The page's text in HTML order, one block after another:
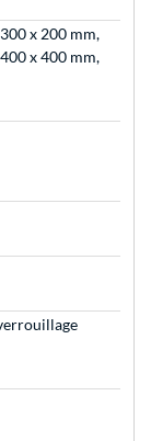
x 200 mm,
x 400 mm,